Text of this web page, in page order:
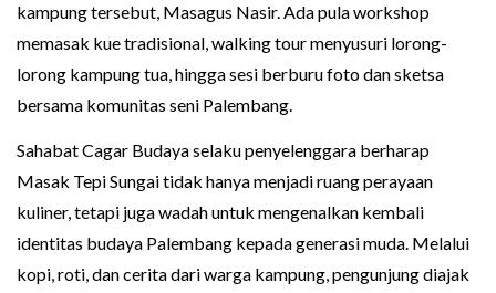
kampung tersebut, Masagus Nasir. Ada pula workshop
memasak kue tradisional, walking tour menyusuri lorong-
lorong kampung tua, hingga sesi berburu foto dan sketsa
bersama komunitas seni Palembang.
Sahabat Cagar Budaya selaku penyelenggara berharap
Masak Tepi Sungai tidak hanya menjadi ruang perayaan
kuliner, tetapi juga wadah untuk mengenalkan kembali
identitas budaya Palembang kepada generasi muda. Melalui
kopi, roti, dan cerita dari warga kampung, pengunjung diajak